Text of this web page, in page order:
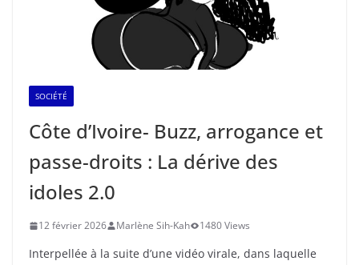
SOCIÉTÉ
Côte d’Ivoire- Buzz, arrogance et
passe-droits : La dérive des
idoles 2.0
12 février 2026 Marlène Sih-Kah 1480 Views
Interpellée à la suite d’une vidéo virale, dans laquelle